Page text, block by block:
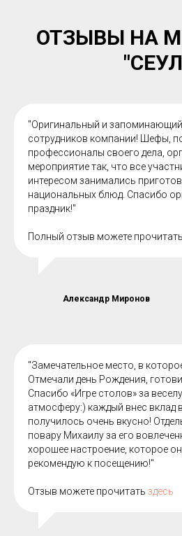
ОТЗЫВЫ НА
"Оригинальный и
сотрудников компании! Шефы,
профессионалы своего дела,
мероприятие так, что все
интересом занимались
национальных блюд. Спасибо
праздник!"
Полный отзыв можете прочитать
Александр Миронов
"Замечательное место, в
Отмечали день Рождения,
Спасибо «Игре столов» за
атмосферу:) каждый внес вклад
получилось очень вкусно!
повару Михаилу за его
хорошее настроение, которое
рекомендую к посещению!"
Отзыв можете прочитать здесь